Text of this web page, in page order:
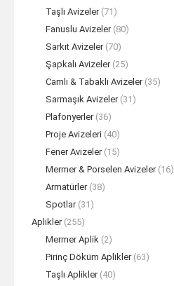
Taşlı Avizeler (71)
Fanuslu Avizeler (80)
Sarkıt Avizeler (70)
Şapkalı Avizeler (25)
Camlı & Tabaklı Avizeler (35)
Sarmaşık Avizeler (31)
Plafonyerler (36)
Proje Avizeleri (40)
Fener Avizeler (15)
Mermer & Porselen Avizeler (16)
Armatürler (38)
Spotlar (31)
Aplikler (255)
Mermer Aplik (2)
Pirinç Döküm Aplikler (63)
Taşlı Aplikler (40)